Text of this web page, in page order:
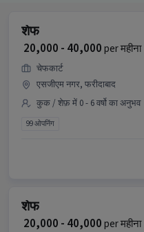
शेफ
₹ 20,000 - 40,000per महीना
चेफकार्ट
एसजीएम नगर, फरीदाबाद
कुक / शेफ़ में 0 - 6 वर्षो का अनुभव
99 ओपनिंग
शेफ
₹ 20,000 - 40,000per महीना